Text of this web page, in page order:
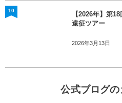
【2026年】第
遠征ツアー
2026年3月13日
10
公式ブログ